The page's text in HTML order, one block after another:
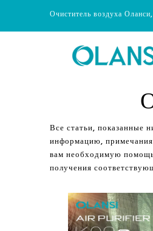
Очиститель воздуха
Все статьи, показанные
информацию,
вам необходимую
получения